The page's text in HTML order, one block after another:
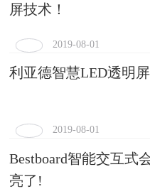
屏技术！
2019-08-01
利亚德智慧LED透明屏
2019-08-01
Bestboard智能交互式
亮了!